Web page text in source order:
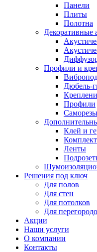
Панели
Плиты
Полотна
Декоративные
Профили и
Дюбель-
Профили
Саморезы
Клей и
Ленты
Решения под ключ
Для полов
Для стен
Для потолков
Для
Акции
Наши услуги
О компании
Контакты